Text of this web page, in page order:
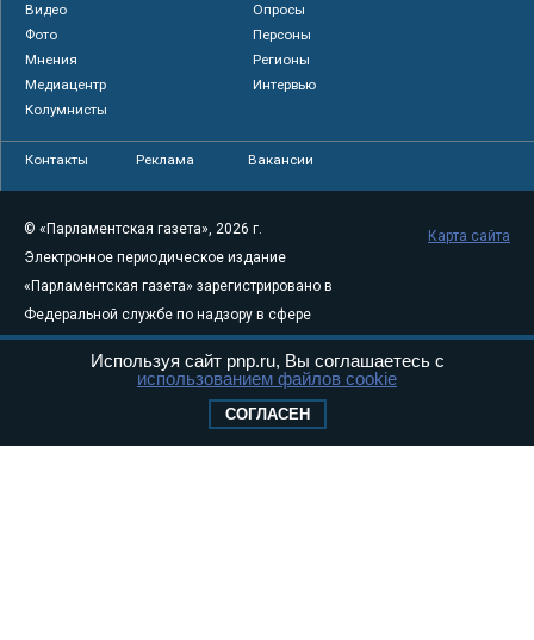
Видео
Опросы
Фото
Персоны
Мнения
Регионы
Медиацентр
Интервью
Колумнисты
Контакты Реклама Вакансии
© «Парламентская газета», 2026 г.
Электронное периодическое издание
«Парламентская газета» зарегистрировано в
Федеральной службе по надзору в сфере
связи, информационных технологий и
массовых коммуникаций (Роскомнадзор) 05
Свидетельство о регистрации Эл № ФС77-
Карта сайта
Используя сайт pnp.ru, Вы соглашаетесь с
использованием файлов cookie
СОГЛАСЕН